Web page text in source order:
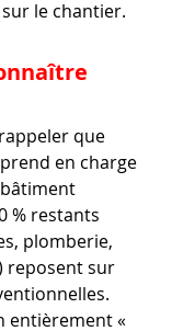
le chantier.
que
en charge
% restants
plomberie,
reposent sur
entièrement «